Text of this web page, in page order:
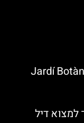
למצוא דיל